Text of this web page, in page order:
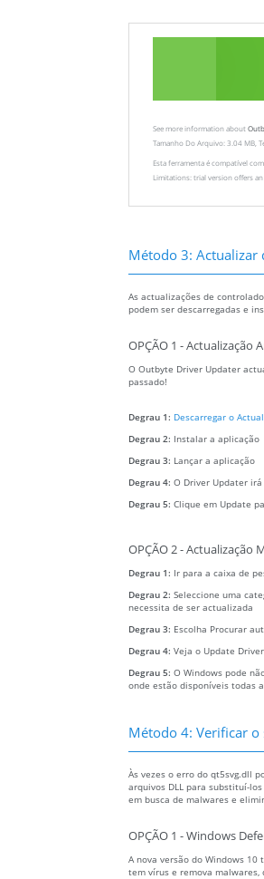
See more information about
Tamanho Do Arquivo: 3.04 MB,
Esta ferramenta é compatível
Limitations: trial version offers
Método 3:
As actualizações de
podem ser descarregadas e
OPÇÃO 1 - Actualização
O Outbyte Driver Updater
passado!
Degrau 1: Descarregar o
Degrau 2: Instalar a aplicação
Degrau 3: Lançar a aplicação
Degrau 4: O Driver Updater
Degrau 5: Clique em Update
OPÇÃO 2 - Actualização
Degrau 1: Ir para a caixa de
Degrau 2: Seleccione uma
necessita de ser actualizada
Degrau 3: Escolha Procurar
Degrau 4: Veja o Update
Degrau 5: O Windows pode
onde estão disponíveis todas
Método 4: Verificar o
Às vezes o erro do qt5svg.dll
arquivos DLL para substituí-
em busca de malwares e
OPÇÃO 1 - Windows
A nova versão do Windows
tem vírus e remova